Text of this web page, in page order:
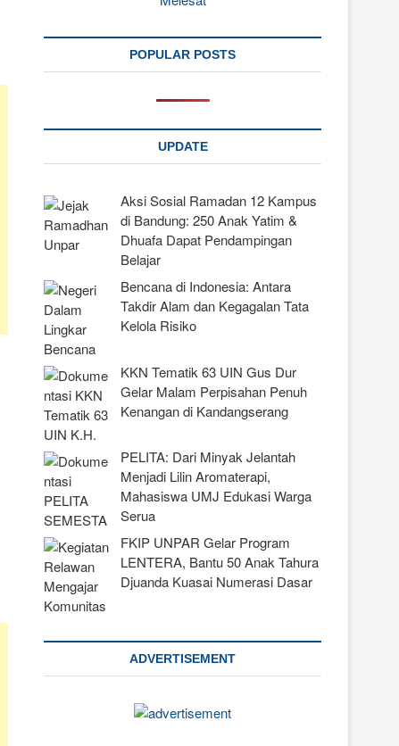
POPULAR POSTS
UPDATE
Aksi Sosial Ramadan 12 Kampus
di Bandung: 250 Anak Yatim &
Dhuafa Dapat Pendampingan
Belajar
Bencana di Indonesia: Antara
Takdir Alam dan Kegagalan Tata
Kelola Risiko
KKN Tematik 63 UIN Gus Dur
Gelar Malam Perpisahan Penuh
Kenangan di Kandangserang
PELITA: Dari Minyak Jelantah
Menjadi Lilin Aromaterapi,
Mahasiswa UMJ Edukasi Warga
Serua
FKIP UNPAR Gelar Program
LENTERA, Bantu 50 Anak Tahura
Djuanda Kuasai Numerasi Dasar
ADVERTISEMENT